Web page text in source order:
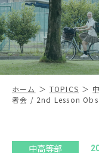
プレスクール
初等部
中高等部
進路サポート
ホーム TOPICS
者会 / 2nd Lesson
中高等部